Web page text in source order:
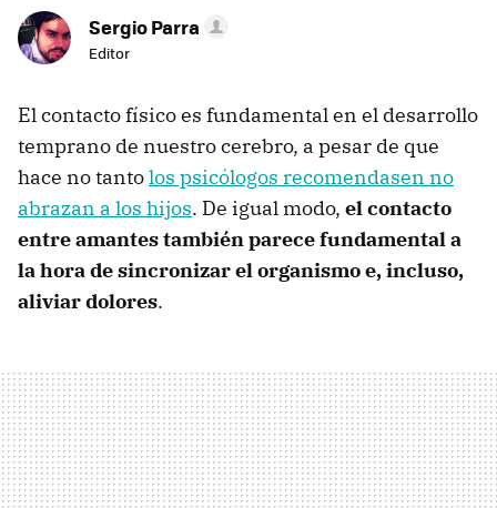
Sergio Parra
Editor
El contacto físico es fundamental en el desarrollo
temprano de nuestro cerebro, a pesar de que
hace no tantolos psicólogos recomendasen no
abrazan a los hijos. De igual modo, el contacto
entre amantes también parece fundamental a
la hora de sincronizar el organismo e, incluso,
aliviar dolores.